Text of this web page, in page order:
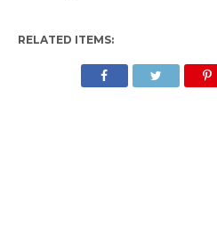
RELATED ITEMS: